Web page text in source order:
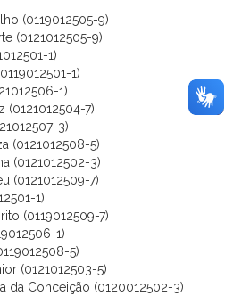
(0119012505-9)
(0121012505-9)
1)
1)
1)
(0121012504-7)
3)
(0121012508-5)
(0121012502-3)
(0121012509-7)
1)
(0119012509-7)
1)
5)
(0121012503-5)
da Conceição (0120012502-3)